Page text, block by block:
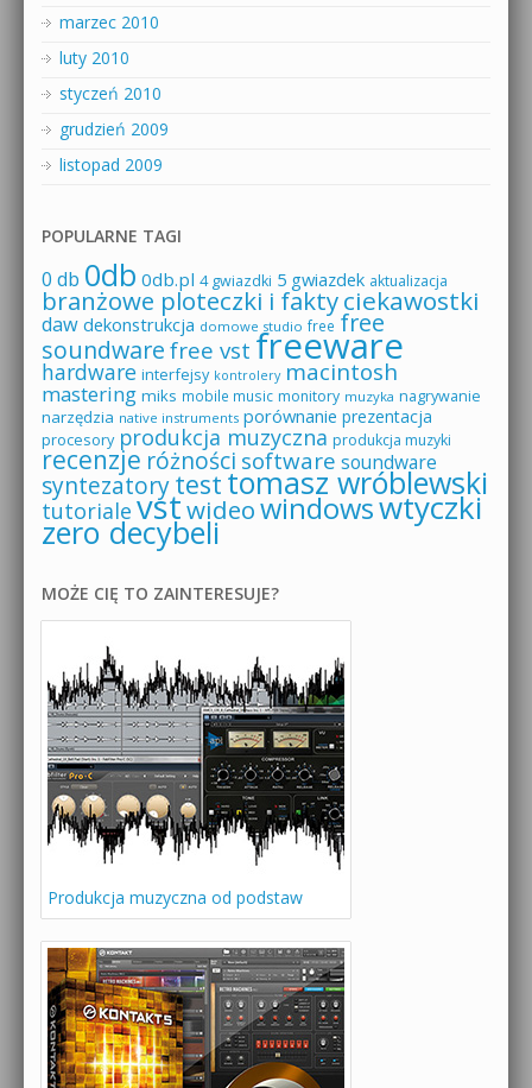
marzec 2010
luty 2010
styczeń 2010
grudzień 2009
listopad 2009
POPULARNE TAGI
0 db 0db 0db.pl 4 gwiazdki 5 gwiazdek aktualizacja
branżowe ploteczki i faktyciekawostki
daw dekonstrukcja domowe studio free free
soundware free vst freeware
hardware interfejsy kontrolery macintosh
mastering miks mobile music monitory muzyka nagrywanie
narzędzia native instruments porównanie prezentacja
procesory produkcja muzyczna produkcja muzyki
recenzje różności software soundware
syntezatorytesttomasz wróblewski
tutoriale vstwideowindowswtyczki
zero decybeli
MOŻE CIĘ TO ZAINTERESUJE?
Produkcja muzyczna od podstaw